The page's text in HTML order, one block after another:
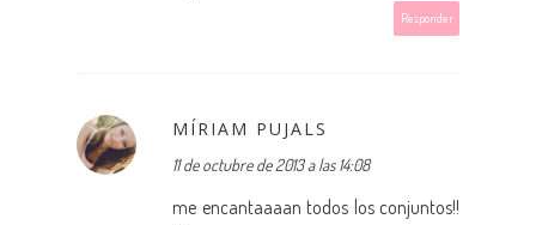
Responder
MÍRIAM PUJALS
11 de octubre de 2013 a las 14:08
me encantaaaan todos los conjuntos!!